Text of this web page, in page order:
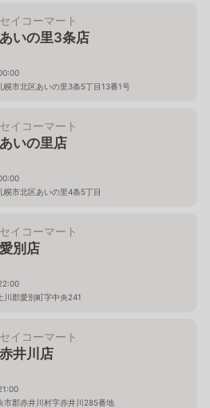
セイコーマート
あいの里3条店
幌市北区あいの里3条5丁目13番1号
セイコーマート
あいの里店
幌市北区あいの里4条5丁目
セイコーマート
愛別店
川郡愛別町字中央241
セイコーマート
赤井川店
市郡赤井川村字赤井川285番地